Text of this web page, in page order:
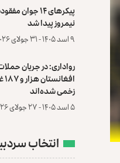
پیکرهای ۱۴
نیمروز پیدا شد
۹ اسد ۱۴۰۵ - ۳۱ جولای ۲۰۲۶
رواداری: در جریان
زخمی شده‌اند
۵ اسد ۱۴۰۵ - ۲۷ جولای ۲۰۲۶
انتخاب